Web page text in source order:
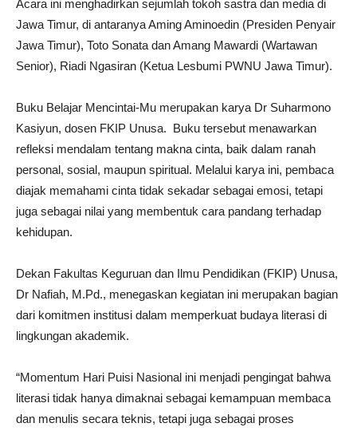
Acara ini menghadirkan sejumlah tokoh sastra dan media di
Jawa Timur, di antaranya Aming Aminoedin (Presiden Penyair
Jawa Timur), Toto Sonata dan Amang Mawardi (Wartawan
Senior), Riadi Ngasiran (Ketua Lesbumi PWNU Jawa Timur).
Buku Belajar Mencintai-Mu merupakan karya Dr Suharmono
Kasiyun, dosen FKIP Unusa. Buku tersebut menawarkan
refleksi mendalam tentang makna cinta, baik dalam ranah
personal, sosial, maupun spiritual. Melalui karya ini, pembaca
diajak memahami cinta tidak sekadar sebagai emosi, tetapi
juga sebagai nilai yang membentuk cara pandang terhadap
kehidupan.
Dekan Fakultas Keguruan dan Ilmu Pendidikan (FKIP) Unusa,
Dr Nafiah, M.Pd., menegaskan kegiatan ini merupakan bagian
dari komitmen institusi dalam memperkuat budaya literasi di
lingkungan akademik.
“Momentum Hari Puisi Nasional ini menjadi pengingat bahwa
literasi tidak hanya dimaknai sebagai kemampuan membaca
dan menulis secara teknis, tetapi juga sebagai proses